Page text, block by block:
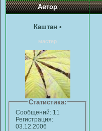
Автор
Каштан •
мастер
Статистика:
Сообщений: 11
Регистрация:
03.12.2006